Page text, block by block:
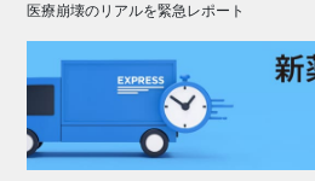
医療崩壊のリアルを緊急レポート